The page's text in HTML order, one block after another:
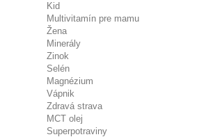
Kid
Multivitamín pre mamu
Žena
Minerály
Zinok
Selén
Magnézium
Vápnik
Zdravá strava
MCT olej
Superpotraviny